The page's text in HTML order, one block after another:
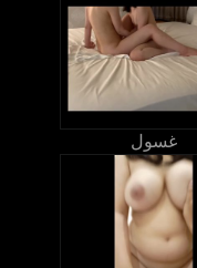
غسول